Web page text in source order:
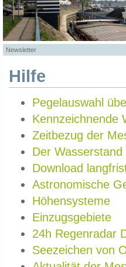
Newsletter
Hilfe
Pegelauswahl
Kennzeichnende
Zeitbezug der
Der Wasserstand
Download
Astronomische
Höhensysteme
Einzugsgebiete
24h Regenradar
Seezeichen von